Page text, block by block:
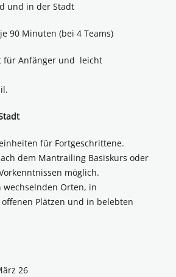
und in der Stadt
90 Minuten (bei 4 Teams)
für Anfänger und leicht
für Fortgeschrittene.
dem Mantrailing Basiskurs oder
möglich.
wechselnden Orten, in
Plätzen und in belebten
26